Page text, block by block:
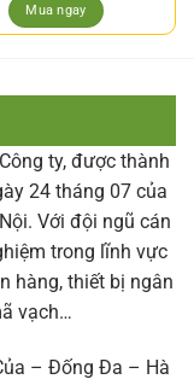
Mua ngay
ty, được thành
24 tháng 07 của
Với đội ngũ cán
trong lĩnh vực
hàng, thiết bị ngân
vạch…
– Đống Đa – Hà